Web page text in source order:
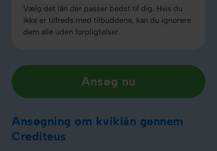
Vælg det lån der passer bedst til dig. Hvis du
ikke er tilfreds med tilbuddene, kan du ignorere
dem alle uden forpligtelser.
Ansøg nu
Ansøgning om kviklån gennem
Crediteus